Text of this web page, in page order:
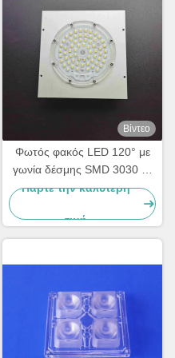
Βίντεο
Φωτός φακός LED 120° με
γωνία δέσμης SMD 3030 με
92% μετάδοση φωτός για
βιομηχανικό φωτισμό
Πάρτε την καλύτερη
τιμή